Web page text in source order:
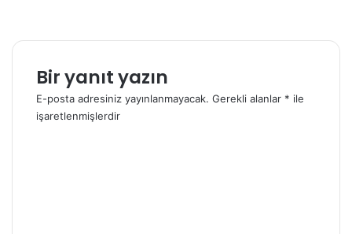
Bir yanıt yazın
E-posta adresiniz yayınlanmayacak. Gerekli alanlar * ile
işaretlenmişlerdir